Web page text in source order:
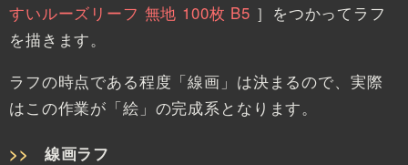
すいルーズリーフ 無地 100枚 B5 ］をつかってラフ
を描きます。
ラフの時点である程度「線画」は決まるので、実際
はこの作業が「絵」の完成系となります。
線画ラフ